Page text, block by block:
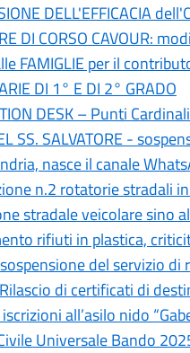
DELL'EFFICACIA
DI CORSO CAVOUR:
FAMIGLIE per il
DI 1° E DI 2° GRADO
DESK – Punti
SS. SALVATORE -
nasce il canale
n.2 rotatorie stradali
stradale veicolare sino
rifiuti in plastica,
del servizio di
di certificati di
all’asilo nido
Universale Bando